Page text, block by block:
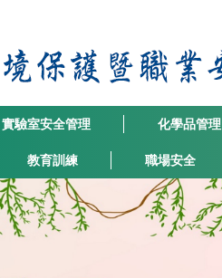
實驗室安全管理 化學品管理
教育訓練 職場安全